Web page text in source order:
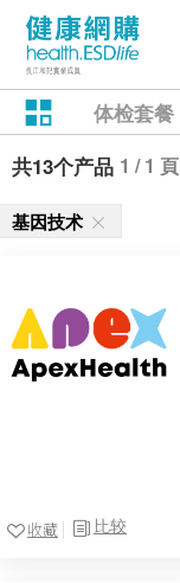
体检套餐
共13个产品 1 / 1 頁
基因技术
比较
收藏